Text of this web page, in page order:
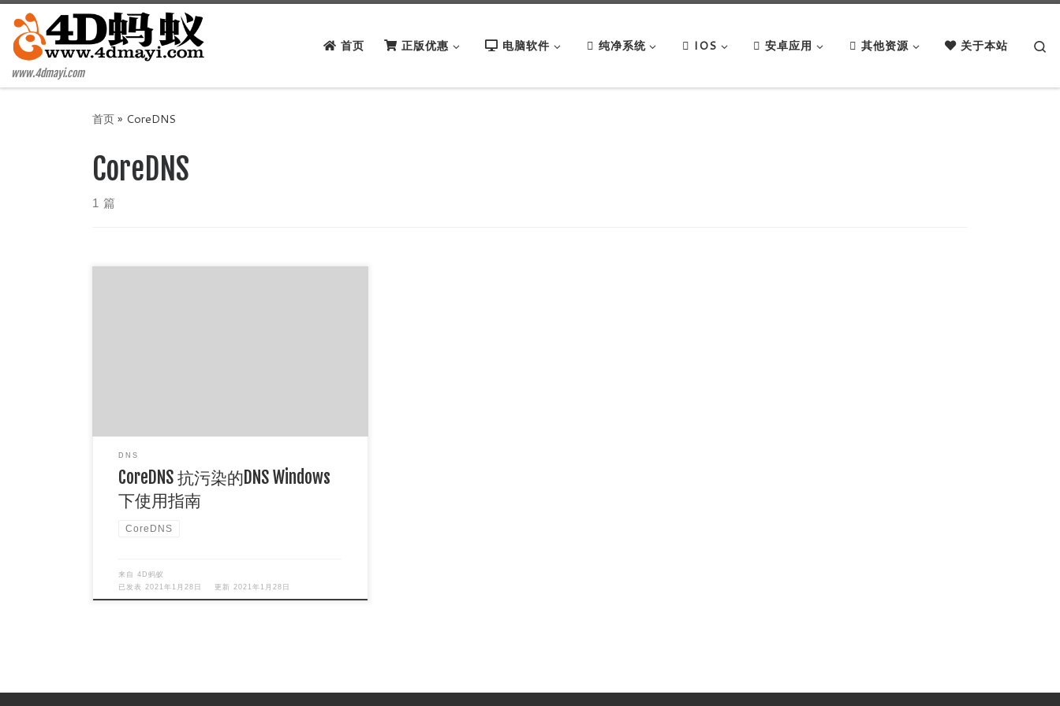
Skip to content
www.4dmayi.com
首页 正版优惠 电脑软件 纯净系统 IOS 安卓应用 其他资源 关于本站
首页» CoreDNS
CoreDNS
1 篇
DNS
CoreDNS 抗污染的DNS Windows
下使用指南
CoreDNS
来自4D蚂蚁
已发表2021年1月28日 更新2021年1月28日